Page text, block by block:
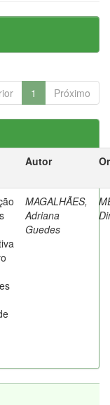
1 Próximo
Autor
MAGALHÃES,
Adriana
Guedes